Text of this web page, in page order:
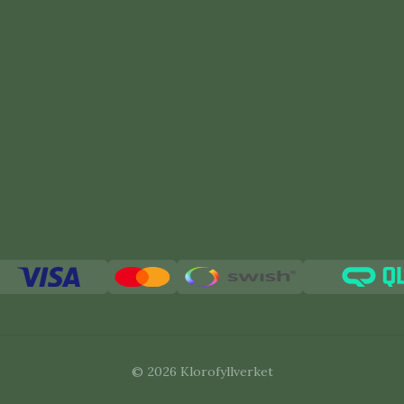
på krukväxter inomhus.
använd
till ca10 m²
, skickas den redanpå tisdag i veckan
© 2026 Klorofyllverket